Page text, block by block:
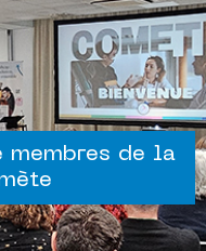
membres de la